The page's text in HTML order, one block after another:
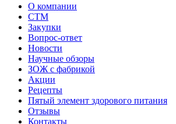
О компании
СТМ
Закупки
Вопрос-ответ
Новости
Научные обзоры
ЗОЖ с фабрикой
Акции
Рецепты
Пятый элемент здорового питания
Отзывы
Контакты